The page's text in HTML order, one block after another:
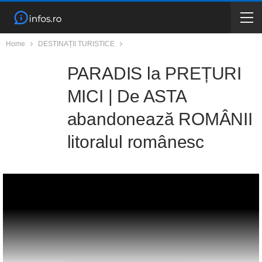
Home DESTINAȚII TURISTICE
PARADIS la PREȚURI
MICI | De ASTA
abandonează ROMÂNII
litoralul românesc